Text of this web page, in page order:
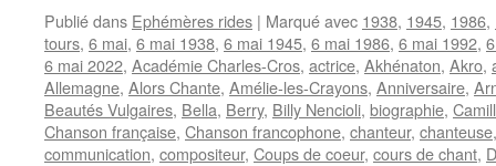
Publié dans Ephémères rides | Marqué avec 1938, 1945, 1986,
tours, 6 mai, 6 mai 1938, 6 mai 1945, 6 mai 1986, 6 mai 1992,
6 mai 2022, Académie Charles-Cros, actrice, Akhénaton, Akro,
Allemagne, Alors Chante, Amélie-les-Crayons, Anniversaire,
Beautés Vulgaires, Bella, Berry, Billy Nencioli, biographie,
Chanson française, Chanson francophone, chanteur, chanteuse
communication, compositeur, Coups de coeur, cours de chant,